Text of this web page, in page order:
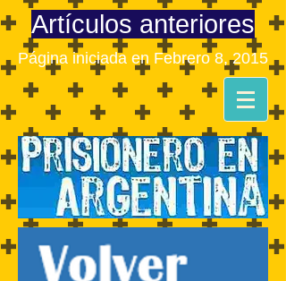
Artículos anteriores
Página iniciada en Febrero 8, 2015